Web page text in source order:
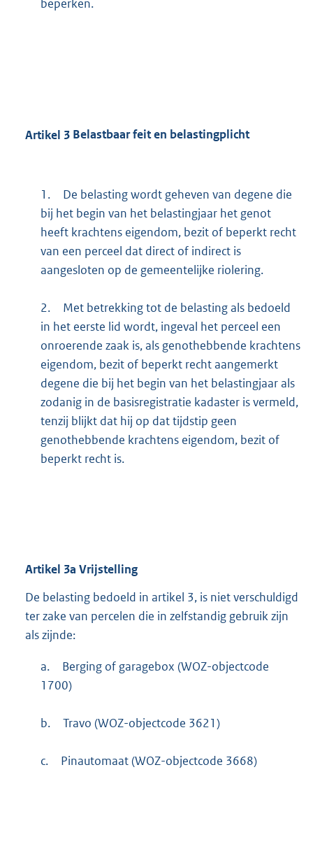
beperken.
Artikel 3 Belastbaar feit en belastingplicht
1.
De belasting wordt geheven van degene die
bij het begin van het belastingjaar het genot
heeft krachtens eigendom, bezit of beperkt recht
van een perceel dat direct of indirect is
aangesloten op de gemeentelijke riolering.
2.
Met betrekking tot de belasting als bedoeld
in het eerste lid wordt, ingeval het perceel een
onroerende zaak is, als genothebbende krachtens
eigendom, bezit of beperkt recht aangemerkt
degene die bij het begin van het belastingjaar als
zodanig in de basisregistratie kadaster is vermeld,
tenzij blijkt dat hij op dat tijdstip geen
genothebbende krachtens eigendom, bezit of
beperkt recht is.
Artikel 3a Vrijstelling
De belasting bedoeld in artikel 3, is niet verschuldigd
ter zake van percelen die in zelfstandig gebruik zijn
als zijnde:
a.
Berging of garagebox (WOZ-objectcode
1700)
b. Travo (WOZ-objectcode 3621)
c. Pinautomaat (WOZ-objectcode 3668)